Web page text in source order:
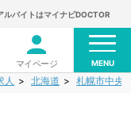
ルバイトはマイナビDOCTOR
マイページ MENU
人 北海道 札幌市中央